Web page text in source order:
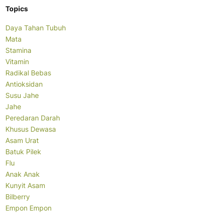
Topics
Daya Tahan Tubuh
Mata
Stamina
Vitamin
Radikal Bebas
Antioksidan
Susu Jahe
Jahe
Peredaran Darah
Khusus Dewasa
Asam Urat
Batuk Pilek
Flu
Anak Anak
Kunyit Asam
Bilberry
Empon Empon